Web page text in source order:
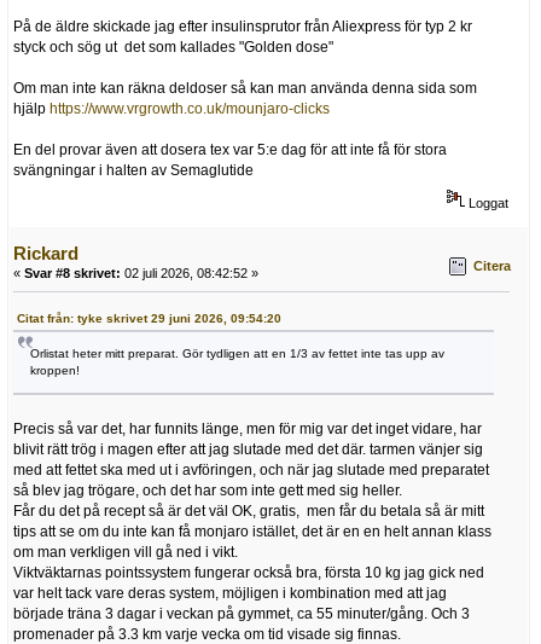
På de äldre skickade jag efter insulinsprutor från Aliexpress för typ 2 kr
styck och sög ut det som kallades "Golden dose"
Om man inte kan räkna deldoser så kan man använda denna sida som
hjälp https://www.vrgrowth.co.uk/mounjaro-clicks
En del provar även att dosera tex var 5:e dag för att inte få för stora
svängningar i halten av Semaglutide
Loggat
Rickard
« Svar #8 skrivet: 02 juli 2026, 08:42:52 » Citera
Citat från: tyke skrivet 29 juni 2026, 09:54:20
Orlistat heter mitt preparat. Gör tydligen att en 1/3 av fettet inte tas upp av
kroppen!
Precis så var det, har funnits länge, men för mig var det inget vidare, har
blivit rätt trög i magen efter att jag slutade med det där. tarmen vänjer sig
med att fettet ska med ut i avföringen, och när jag slutade med preparatet
så blev jag trögare, och det har som inte gett med sig heller.
Får du det på recept så är det väl OK, gratis, men får du betala så är mitt
tips att se om du inte kan få monjaro istället, det är en en helt annan klass
om man verkligen vill gå ned i vikt.
Viktväktarnas pointssystem fungerar också bra, första 10 kg jag gick ned
var helt tack vare deras system, möjligen i kombination med att jag
började träna 3 dagar i veckan på gymmet, ca 55 minuter/gång. Och 3
promenader på 3.3 km varje vecka om tid visade sig finnas.